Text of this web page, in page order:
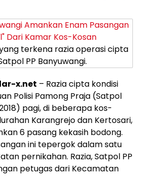
terkena razia operasi cipta
PP Banyuwangi.
x.net – Razia cipta kondisi
Polisi Pamong Praja (Satpol
pagi, di beberapa kos-
Karangrejo dan Kertosari,
6 pasang kekasih bodong.
ini tepergok dalam satu
pernikahan. Razia, Satpol PP
petugas dari Kecamatan